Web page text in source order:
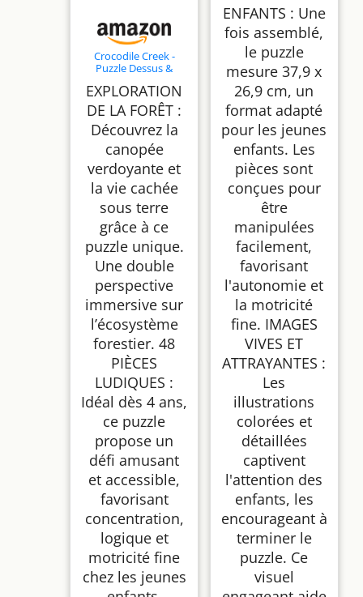
Crocodile Creek -
Puzzle Dessus &
pour Enfants 4 Ans et
Plus - Jeu éducatif et
écologique -
Exploration des
Animaux, Plantes et
mystères cachés (La
Ville)
EXPLORATION
DE LA FORÊT :
Découvrez la
canopée
verdoyante et
la vie cachée
sous terre
grâce à ce
puzzle unique.
Une double
perspective
immersive sur
l’écosystème
forestier. 48
PIÈCES
LUDIQUES :
Idéal dès 4 ans,
ce puzzle
propose un
défi amusant
et accessible,
favorisant
concentration,
logique et
motricité fine
chez les jeunes
ENFANTS : Une
fois assemblé,
le puzzle
mesure 37,9 x
26,9 cm, un
format adapté
pour les jeunes
enfants. Les
pièces sont
conçues pour
être
manipulées
facilement,
favorisant
l'autonomie et
la motricité
fine. IMAGES
VIVES ET
ATTRAYANTES :
Les
illustrations
colorées et
détaillées
captivent
l'attention des
enfants, les
encourageant à
terminer le
puzzle. Ce
visuel